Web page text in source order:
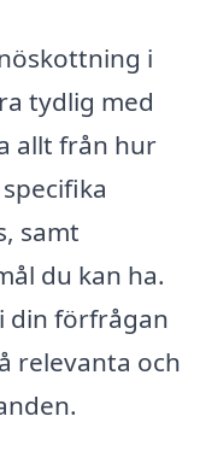
i
tydlig med
allt från hur
samt
du kan ha.
din förfrågan
relevanta och